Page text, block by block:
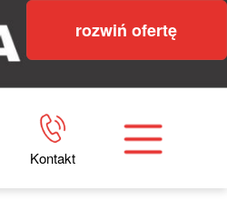
rozwiń ofertę
Kontakt